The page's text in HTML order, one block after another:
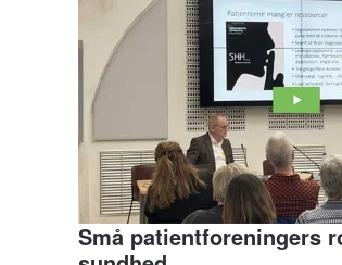
Små patientforeningers